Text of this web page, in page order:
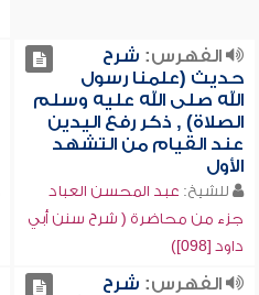
الفهرس: شرح
حديث (علمنا رسول
الله صلى الله عليه وسلم
الصلاة) , ذكر رفع اليدين
عند القيام من التشهد
الأول
للشيخ: عبد المحسن العباد
جزء من محاضرة ( شرح سنن أبي
داود [098])
الفهرس: شرح